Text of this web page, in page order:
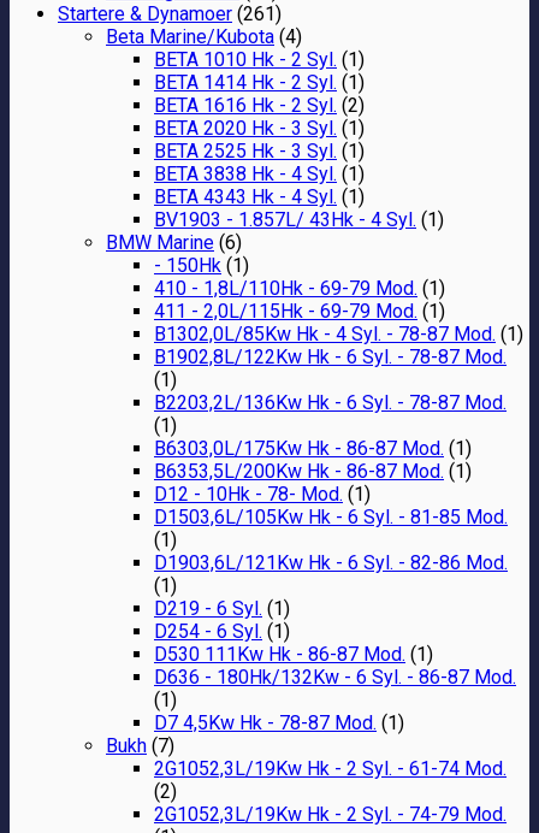
Startere & Dynamoer (261)
Beta Marine/Kubota (4)
BETA 1010 Hk - 2 Syl. (1)
BETA 1414 Hk - 2 Syl. (1)
BETA 1616 Hk - 2 Syl. (2)
BETA 2020 Hk - 3 Syl. (1)
BETA 2525 Hk - 3 Syl. (1)
BETA 3838 Hk - 4 Syl. (1)
BETA 4343 Hk - 4 Syl. (1)
BV1903 - 1.857L/ 43Hk - 4 Syl. (1)
BMW Marine (6)
- 150Hk (1)
410 - 1,8L/110Hk - 69-79 Mod. (1)
411 - 2,0L/115Hk - 69-79 Mod. (1)
B1302,0L/85Kw Hk - 4 Syl. - 78-87 Mod. (1)
B1902,8L/122Kw Hk - 6 Syl. - 78-87 Mod.
(1)
B2203,2L/136Kw Hk - 6 Syl. - 78-87 Mod.
(1)
B6303,0L/175Kw Hk - 86-87 Mod. (1)
B6353,5L/200Kw Hk - 86-87 Mod. (1)
D12 - 10Hk - 78- Mod. (1)
D1503,6L/105Kw Hk - 6 Syl. - 81-85 Mod.
(1)
D1903,6L/121Kw Hk - 6 Syl. - 82-86 Mod.
(1)
D219 - 6 Syl. (1)
D254 - 6 Syl. (1)
D530 111Kw Hk - 86-87 Mod. (1)
D636 - 180Hk/132Kw - 6 Syl. - 86-87 Mod.
(1)
D7 4,5Kw Hk - 78-87 Mod. (1)
Bukh (7)
2G1052,3L/19Kw Hk - 2 Syl. - 61-74 Mod.
(2)
2G1052,3L/19Kw Hk - 2 Syl. - 74-79 Mod.